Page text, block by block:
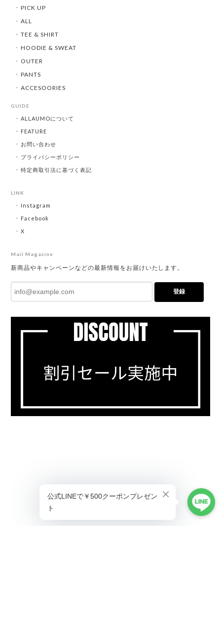
PICK UP
ALL
TEE & SHIRT
HOODIE & SWEAT
OUTER
PANTS
ACCESOORIES
GUIDE
ALLAUMOについて
FEATURE
お問い合わせ
プライバシーポリシー
特定商取引法に基づく表記
LINK
Instagram
Facebook
X
Mail Magazine
新商品やキャンペーンなどの最新情報をお届けいたします。
登録